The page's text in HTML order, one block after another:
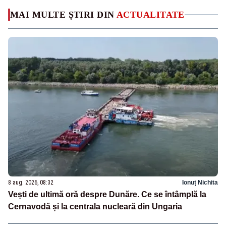
MAI MULTE ȘTIRI DIN ACTUALITATE
8 aug. 2026, 08:32 Ionuț Nichita
Vești de ultimă oră despre Dunăre. Ce se întâmplă la
Cernavodă și la centrala nucleară din Ungaria